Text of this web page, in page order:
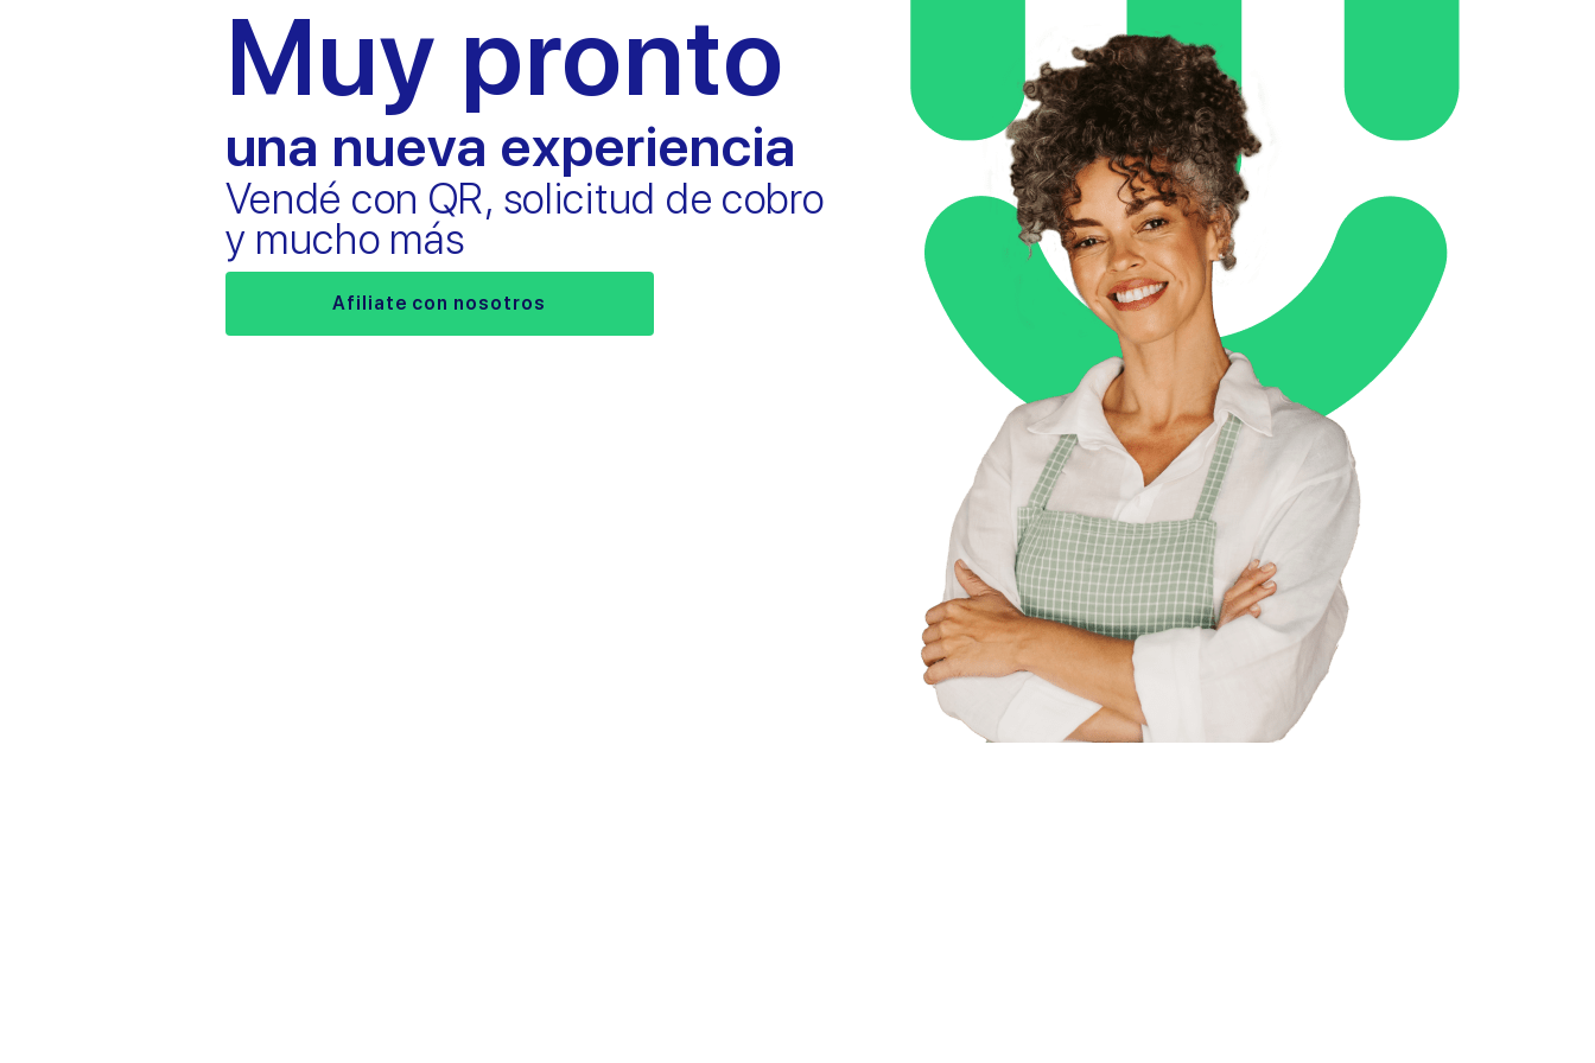
Muy pronto
una nueva experiencia
Vendé con QR, solicitud de cobro
y mucho más
Afiliate con nosotros